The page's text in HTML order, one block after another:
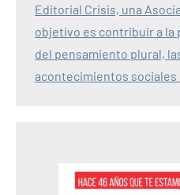
Editorial Crisis, una
objetivo es contribuir a la
del pensamiento plural,
acontecimientos sociales